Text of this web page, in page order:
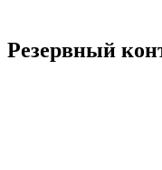
Резервный